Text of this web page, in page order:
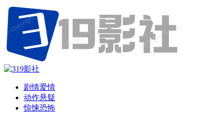
剧情爱情
动作悬疑
惊悚恐怖